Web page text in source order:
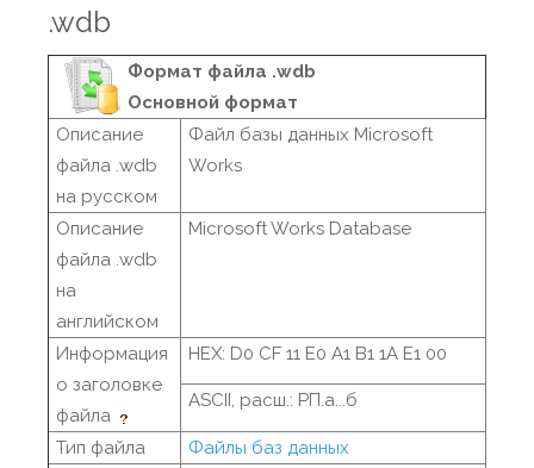
.wdb
Формат файла .wdb
Основной формат
Описание
файла .wdb
на русском
Файл базы данных Microsoft
Works
Описание
файла .wdb
на
английском
Microsoft Works Database
Информация
о заголовке
файла
HEX: D0 CF 11 E0 A1 B1 1A E1 00
ASCII, расш.: РП.а...б
Тип файла
Файлы баз данных